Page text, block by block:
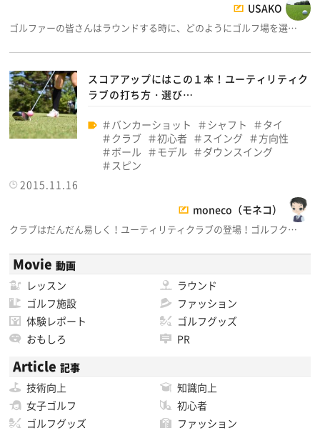
USAKO
ゴルファーの皆さんはラウンドする時に、どのようにゴルフ場を選…
スコアアップにはこの１本！ユーティリティク
ラブの打ち方・選び…
バンカーショット シャフト
タイ
クラブ
初心者 スイング
方向性
ボール
モデル
ダウンスイング
スピン
2015.11.16
moneco（モネコ）
クラブはだんだん易しく！ユーティリティクラブの登場！ゴルフク…
Movie 動画
レッスン
ラウンド
ゴルフ施設
ファッション
体験レポート
ゴルフグッズ
おもしろ
PR
Article 記事
技術向上
知識向上
女子ゴルフ
初心者
ゴルフグッズ
ファッション